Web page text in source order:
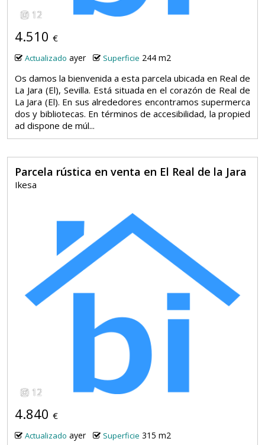
12
4.510 €
Actualizado ayer Superficie 244 m2
Os damos la bienvenida a esta parcela ubicada en Real de
La Jara (El), Sevilla. Está situada en el corazón de Real de
La Jara (El). En sus alrededores encontramos supermerca
dos y bibliotecas. En términos de accesibilidad, la propied
ad dispone de múl...
Parcela rústica en venta en El Real de la Jara
Ikesa
12
4.840 €
Actualizado ayer Superficie 315 m2